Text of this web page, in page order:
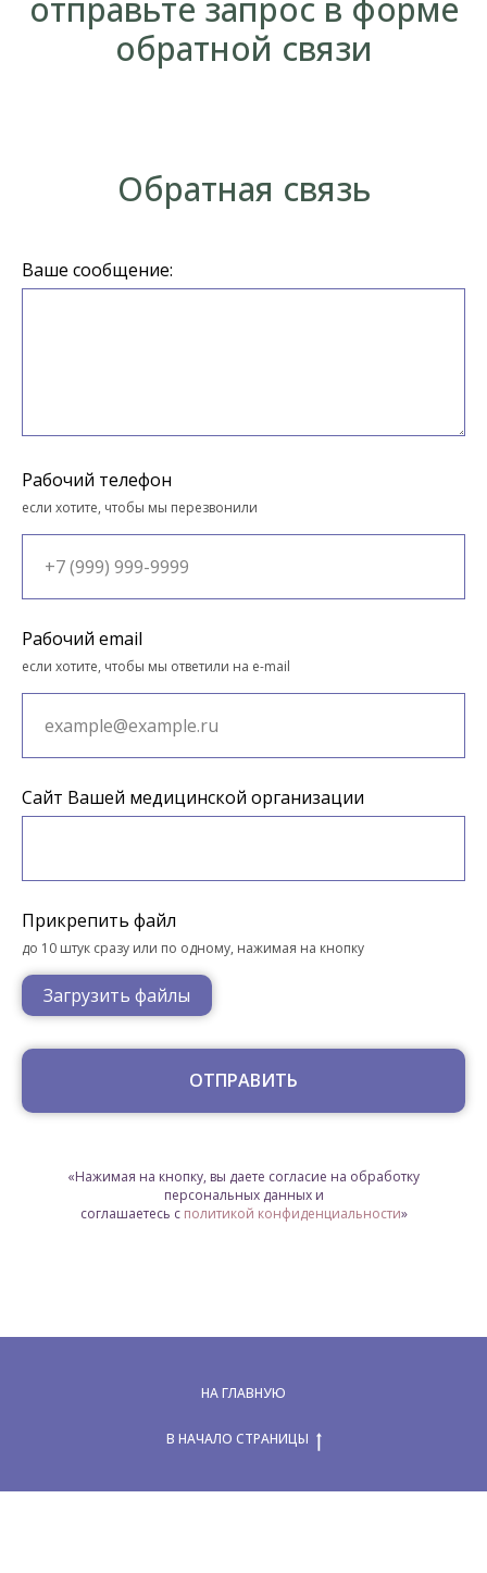
обратной связи
Обратная связь
Ваше сообщение:
Рабочий телефон
если хотите, чтобы мы перезвонили
Рабочий email
если хотите, чтобы мы ответили на e-mail
Сайт Вашей медицинской организации
Прикрепить файл
до 10 штук сразу или по одному, нажимая на кнопку
Загрузить файлы
ОТПРАВИТЬ
«Нажимая на кнопку, вы даете согласие на обработку
персональных данных и
соглашаетесь c политикой конфиденциальности»
НА ГЛАВНУЮ
В НАЧАЛО СТРАНИЦЫ